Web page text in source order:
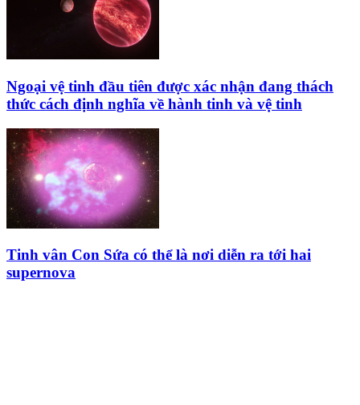
Ngoại vệ tinh đầu tiên được xác nhận đang thách
thức cách định nghĩa về hành tinh và vệ tinh
Tinh vân Con Sứa có thể là nơi diễn ra tới hai
supernova